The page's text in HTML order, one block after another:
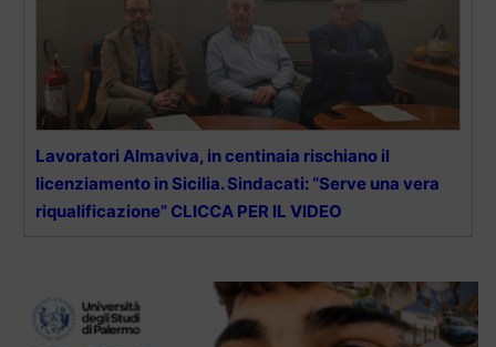
Lavoratori Almaviva, in centinaia rischiano il
licenziamento in Sicilia. Sindacati: “Serve una vera
riqualificazione” CLICCA PER IL VIDEO